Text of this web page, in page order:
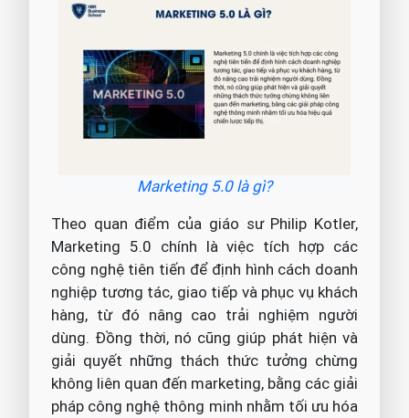
Marketing 5.0 là gì?
Theo quan điểm của giáo sư Philip Kotler,
Marketing 5.0 chính là việc tích hợp các
công nghệ tiên tiến để định hình cách doanh
nghiệp tương tác, giao tiếp và phục vụ khách
hàng, từ đó nâng cao trải nghiệm người
dùng. Đồng thời, nó cũng giúp phát hiện và
giải quyết những thách thức tưởng chừng
không liên quan đến marketing, bằng các giải
pháp công nghệ thông minh nhằm tối ưu hóa